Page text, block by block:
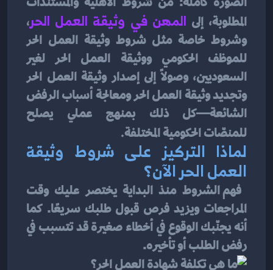
المطلوبة، إلى المهن في وثيقة العمل الحر،
وشروط خاصة مثل شروط وثيقة العمل الحر
للموظف الحكومي ووثيقة العمل الحر لغير
السعوديين، وصولًا إلى إصدار وثيقة العمل الحر
للمنصّات الحكومية المختلفة.
العمل الحر الآن؟
رفض الطلب أو تأخيره.